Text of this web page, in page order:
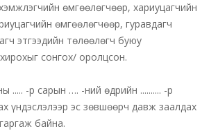
өмгөөлөгчөөр, хариуцагчийн
өмгөөлөгчөөр, гуравдагч
этгээдийн төлөөлөгч буюу
сонгох/ оролцсон.
..... -р сарын …. -ний өдрийн .......... -р
үндэслэлээр эс зөвшөөрч давж заалдах
байна.